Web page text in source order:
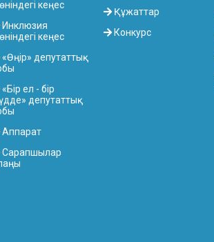
кеңес
Инклюзия
кеңес
«Өңір» депутаттық
«Бір ел - бір
депутаттық
Аппарат
Сарапшылар
Құжаттар
Конкурс